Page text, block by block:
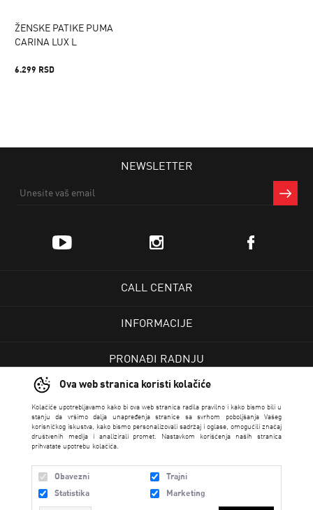
Ova web stranica koristi kolačiće
Kolačiće upotrebljavamo kako bi ova web stranica radila pravilno i kako bismo bili u
stanju da vršimo dalja unapređenja stranice sa svrhom poboljšanja Vašeg
korisničkog iskustva, kako bismo personalizovali sadržaj i oglase, omogućili značaj
društvenih medija i analizirali promet. Nastavkom korišćenja naših stranica
prihvatate upotrebu kolačića.
Obavezni
Trajni
Statistika
Marketing
ŽENSKE PATIKE PUMA
CARINA LUX L
6.299 RSD
NEWSLETTER
CALL CENTAR
INFORMACIJE
PRONAĐI RADNJU
USLOVI PRODAJE